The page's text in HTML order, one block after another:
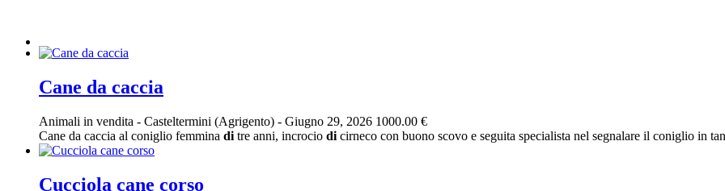
Cane da caccia
Animali in vendita - Casteltermini (Agrigento) - Giugno 29, 2026 1000.00 €
Cane da caccia al coniglio femmina di tre anni, incrocio di cirneco con buono scovo e seguita specialista nel segnalare il coniglio in
Cucciola cane corso